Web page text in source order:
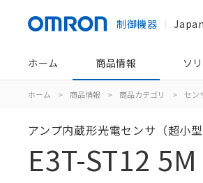
制御機器 Japan
ホーム 商品情報 ソ
ホーム > 商品情報 > 商品カテゴリ > セン
アンプ内蔵形光電センサ（超小型
E3T-ST12 5M